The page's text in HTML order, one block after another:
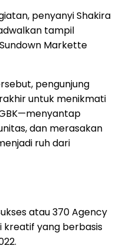
penyanyiShakira
tampil
Sundown Markette
pengunjung
untuk menikmati
menyantap
dan merasakan
ruhdari
atau370Agency
kreatif yang berbasis